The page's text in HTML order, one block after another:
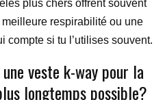
plus chers offrent souvent
respirabilité ou une
compte si tu l’utilises souvent.
veste k-way pour la
longtemps possible?